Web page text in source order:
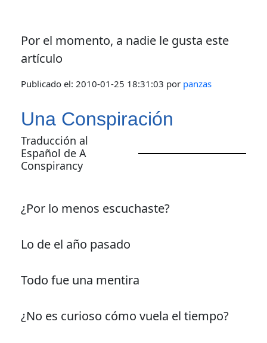
Por el momento, a nadie le gusta este
artículo
Publicado el: 2010-01-25 18:31:03 por panzas
Una Conspiración
Traducción al
Español de A
Conspirancy
¿Por lo menos escuchaste?
Lo de el año pasado
Todo fue una mentira
¿No es curioso cómo vuela el tiempo?